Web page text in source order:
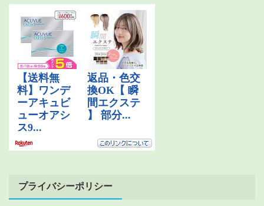
プライバシーポリシー